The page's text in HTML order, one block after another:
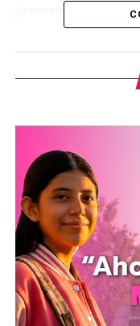
proceso de
Ministerio Público,
fallo condenatorio.
pena, en la cual se
​Por su parte, la
compromiso de dar
afecten la seguridad
la justicia.
mizitacuaro